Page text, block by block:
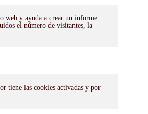
web y ayuda a crear un informe
el número de visitantes, la
tiene las cookies activadas y por